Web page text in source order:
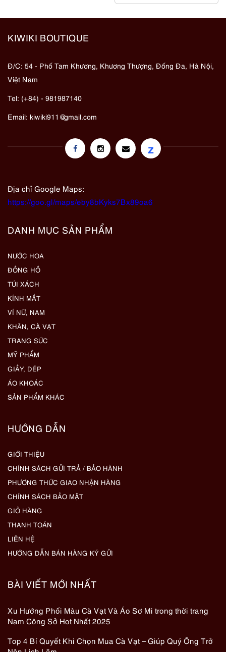
KIWIKI BOUTIQUE
Đ/C: 54 - Phố Tam Khương, Khương Thượng, Đống Đa, Hà Nội,
Việt Nam
Tel: (+84) - 981987140
Email: kiwiki911@gmail.com
z
Địa chỉ Google Maps:
https://goo.gl/maps/eby8bKyks7Bx89oa6
DANH MỤC SẢN PHẨM
NƯỚC HOA
ĐỒNG HỒ
TÚI XÁCH
KÍNH MẮT
VÍ NỮ, NAM
KHĂN, CÀ VẠT
TRANG SỨC
MỸ PHẨM
GIẦY, DÉP
ÁO KHOÁC
SẢN PHẨM KHÁC
HƯỚNG DẪN
GIỚI THIỆU
CHÍNH SÁCH GỬI TRẢ / BẢO HÀNH
PHƯƠNG THỨC GIAO NHẬN HÀNG
CHÍNH SÁCH BẢO MẬT
GIỎ HÀNG
THANH TOÁN
LIÊN HỆ
HƯỚNG DẪN BÁN HÀNG KÝ GỬI
BÀI VIẾT MỚI NHẤT
Xu Hướng Phối Màu Cà Vạt Và Áo Sơ Mi trong thời trang
Nam Công Sở Hot Nhất 2025
Top 4 Bí Quyết Khi Chọn Mua Cà Vạt – Giúp Quý Ông Trở